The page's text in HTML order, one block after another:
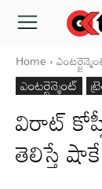
Home
ఎంటర్టైన్మెంట్
విరాట్
తెలిస్తే